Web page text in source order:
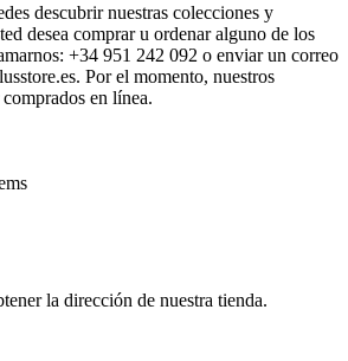
descubrir nuestras colecciones y
desea comprar u ordenar alguno de los
+34 951 242 092 o enviar un correo
Por el momento, nuestros
en línea.
la dirección de nuestra tienda.